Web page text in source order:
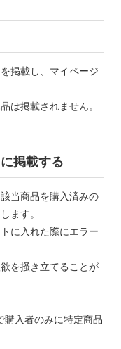
掲載し、マイページ
は掲載されません。
掲載する
当商品を購入済みの
ます。
に入れた際にエラー
を掻き立てることが
購入者のみに特定商品